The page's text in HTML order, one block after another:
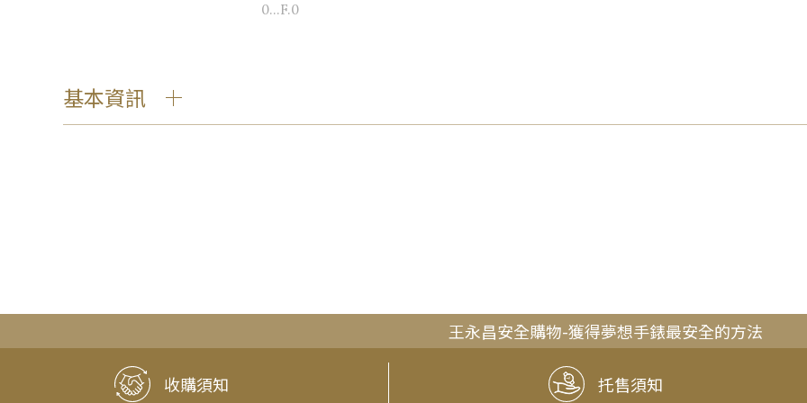
0...F.0
基本資訊
王永昌安全購物-獲得夢想手錶最安全的方法
收購須知 托售須知